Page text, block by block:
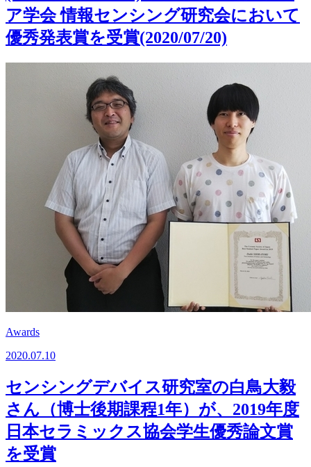
ア学会 情報センシング研究会において
優秀発表賞を受賞(2020/07/20)
Awards
2020.07.10
センシングデバイス研究室の白鳥大毅
さん（博士後期課程1年）が、2019年度
日本セラミックス協会学生優秀論文賞
を受賞